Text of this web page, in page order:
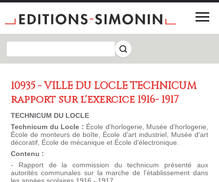
10935 - VILLE DU LOCLE TECHNICUM
rapport sur l'exercice 1916- 1917
TECHNICUM DU LOCLE
Technicum du Locle : École d'horlogerie, Musée d'horlogerie,
École de monteurs de boîte, École d'art industriel, Musée d'art
décoratif, École de mécanique et École d'électronique.
Contenu :
- Rapport de la commission du technicum présenté aux
autorités communales sur la marche de l'établissement dans